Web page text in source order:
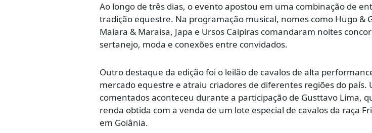
Ao longo de três dias, o evento apostou em uma combinação de
tradição equestre. Na programação musical, nomes como Hugo &
Maiara & Maraisa, Japa e Ursos Caipiras comandaram noites
sertanejo, moda e conexões entre convidados.
Outro destaque da edição foi o leilão de cavalos de alta
mercado equestre e atraiu criadores de diferentes regiões do país.
comentados aconteceu durante a participação de Gusttavo Lima,
renda obtida com a venda de um lote especial de cavalos da raça
em Goiânia.